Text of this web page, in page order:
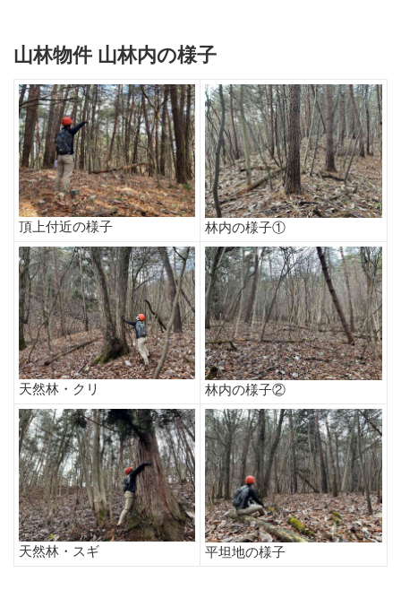
山林物件 山林内の様子
頂上付近の様子 林内の様子①
天然林・クリ 林内の様子②
天然林・スギ 平坦地の様子